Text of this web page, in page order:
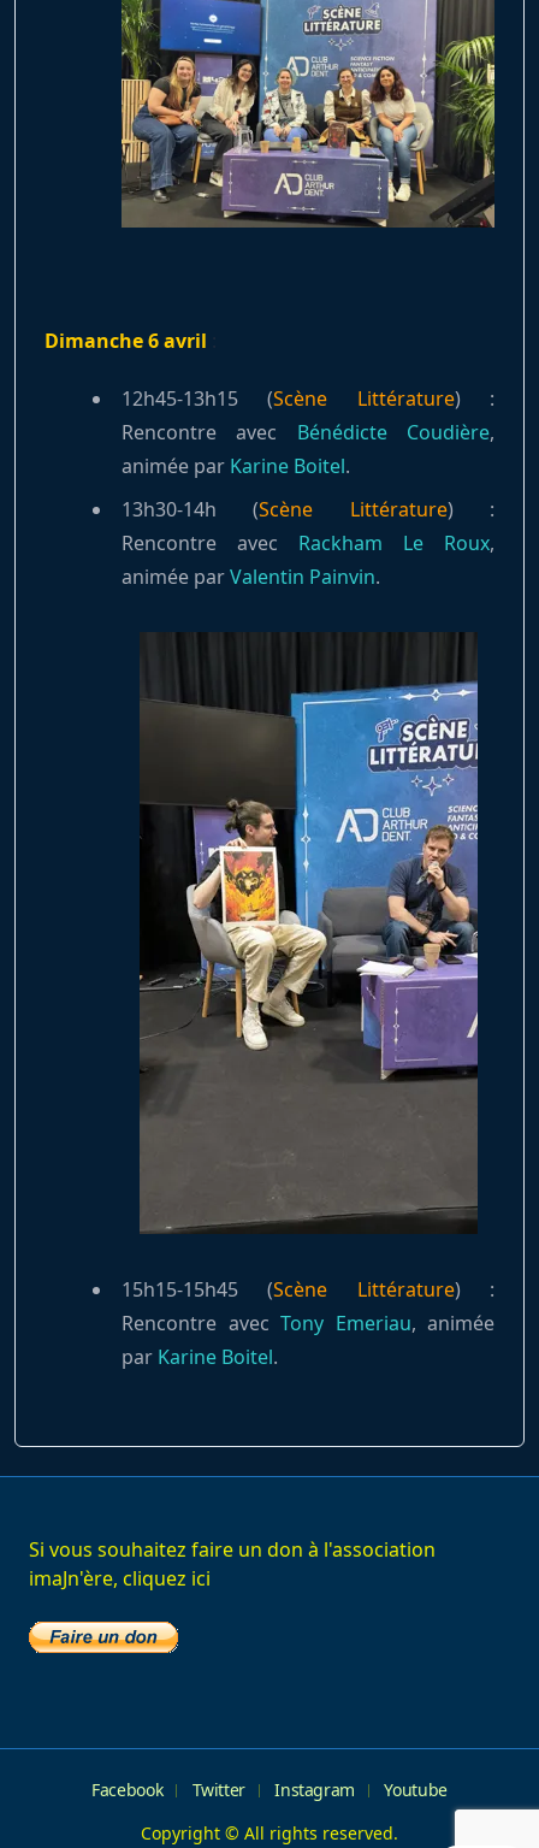
Dimanche 6 avril
12h45-13h15 (Scène Littérature) :
Rencontre avec Bénédicte Coudière,
animée par Karine Boitel.
13h30-14h (Scène Littérature) :
Rencontre avec Rackham Le Roux,
animée parValentin Painvin.
15h15-15h45 (Scène Littérature) :
Rencontre avec Tony Emeriau, animée
par Karine Boitel.
Si vous souhaitez faire un don à l'association
imaJn'ère, cliquez ici
Facebook Twitter Instagram
Youtube
Copyright © All rights reserved.